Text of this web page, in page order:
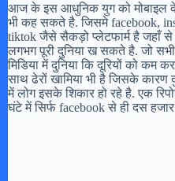
आज के इस आधुनिक युग को मोबाइल
भी कह सकते है. जिसमे facebook,
tiktok जैसे सैकड़ो प्लेटफार्म है जहाँ
लगभग पूरी दुनिया ख सकते है. जो
मिडिया में दुनिया कि दूरियों को
साथ ढेरों खामिया भी है जिसके कारण
में लोग इसके शिकार हो रहे है. एक
घंटे में सिर्फ facebook से ही दस